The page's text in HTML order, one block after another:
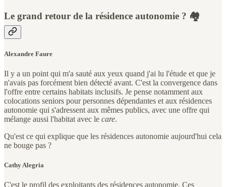
Le grand retour de la résidence autonomie ? 🏘️
Alexandre Faure
Il y a un point qui m'a sauté aux yeux quand j'ai lu l'étude et que je
n'avais pas forcément bien détecté avant. C'est la convergence dans
l'offre entre certains habitats inclusifs. Je pense notamment aux
colocations seniors pour personnes dépendantes et aux résidences
autonomie qui s'adressent aux mêmes publics, avec une offre qui
mélange aussi l'habitat avec le care.
Qu'est ce qui explique que les résidences autonomie aujourd'hui cela
ne bouge pas ?
Cathy Alegria
C'est le profil des exploitants des résidences autonomie. Ces